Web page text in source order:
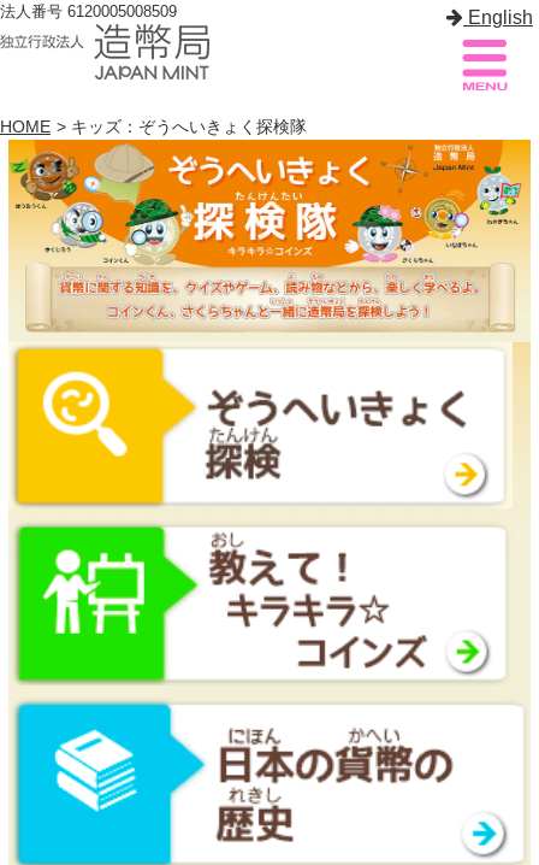
法人番号 6120005008509 English
造幣局案内 サイトマップ
トップページ
造幣局について
造幣事業を知る
貨幣を知る
造幣局を楽しむ
造幣局製品を買う
キッズページ
HOME > キッズ：ぞうへいきょく探検隊